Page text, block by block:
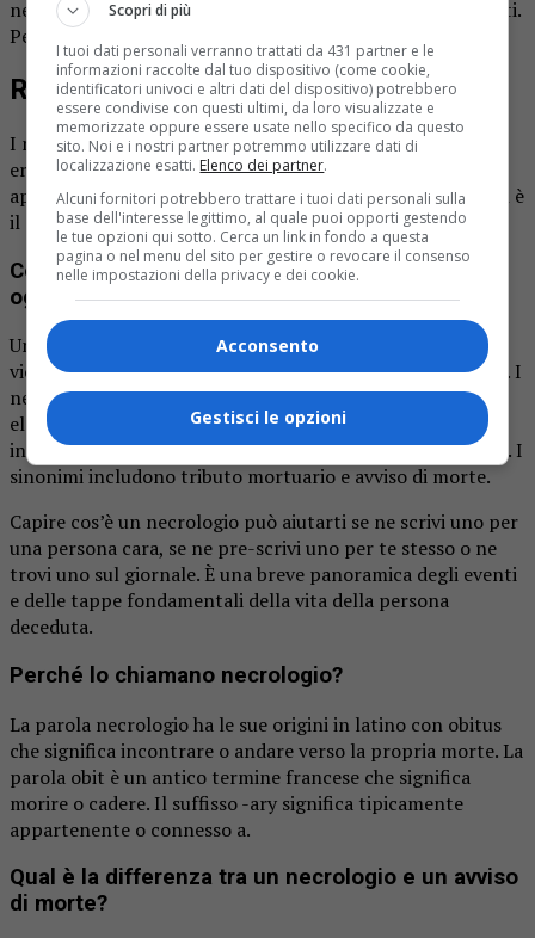
necrologi sulgiornale La Provincia di Biella.it
sono gratuiti.
Per informazioni chiamare il numero 015.32383.
Ricordiamo i nostri cari defunti
I necrologi fanno parte di una tradizione antica che
ereditiamo dal tempo degli antichi romani. In questo
approfondimento spiegheremo cosa è un necrologio, qual è
il scopo, come si scrive, dove pubblicarlo, etc.
Cosa sono i necrologi e come sono utilizzati
oggi?
Un necrologio è un annuncio della morte di qualcuno, che
viene spesso stampato su un giornale o pubblicato online. I
necrologi spesso includono informazioni biografiche, un
elenco di familiari sopravvissuti, realizzazioni, hobby e
informazioni relative a visite, cerimonie funebri o funerali. I
sinonimi includono tributo mortuario e avviso di morte.
Capire cos’è un necrologio può aiutarti se ne scrivi uno per
una persona cara, se ne pre-scrivi uno per te stesso o ne
trovi uno sul giornale. È una breve panoramica degli eventi
e delle tappe fondamentali della vita della persona
deceduta.
Perché lo chiamano necrologio?
La parola necrologio ha le sue origini in latino con obitus
che significa incontrare o andare verso la propria morte. La
parola obit è un antico termine francese che significa
morire o cadere. Il suffisso -ary significa tipicamente
appartenente o connesso a.
Qual è la differenza tra un necrologio e un avviso
di morte?
Scopri di più
I tuoi dati personali verranno trattati da 431 partner e le
informazioni raccolte dal tuo dispositivo (come cookie,
identificatori univoci e altri dati del dispositivo) potrebbero
essere condivise con questi ultimi, da loro visualizzate e
memorizzate oppure essere usate nello specifico da questo
sito. Noi e i nostri partner potremmo utilizzare dati di
localizzazione esatti. Elenco dei partner.
Alcuni fornitori potrebbero trattare i tuoi dati personali sulla
base dell'interesse legittimo, al quale puoi opporti gestendo
le tue opzioni qui sotto. Cerca un link in fondo a questa
pagina o nel menu del sito per gestire o revocare il consenso
nelle impostazioni della privacy e dei cookie.
Acconsento
Gestisci le opzioni